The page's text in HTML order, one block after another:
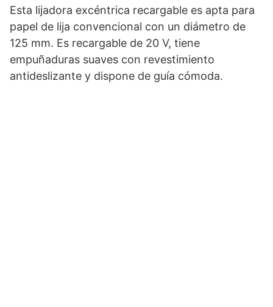
Esta lijadora excéntrica recargable es apta para
papel de lija convencional con un diámetro de
125 mm. Es recargable de 20 V, tiene
empuñaduras suaves con revestimiento
antideslizante y dispone de guía cómoda.